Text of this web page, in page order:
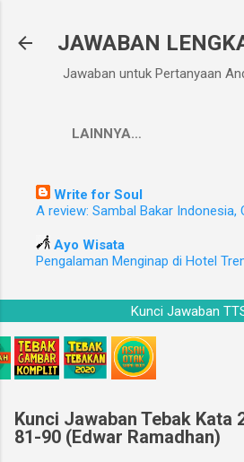
JAWABAN
Jawaban untuk Pertanyaan
LAINNYA…
Write for Soul
A review: Sambal Bakar Indonesia,
Ayo Wisata
Pengalaman Menginap di Hotel
Kunci Jawaban
Kunci Jawaban Tebak Kata
81-90 (Edwar Ramadhan)